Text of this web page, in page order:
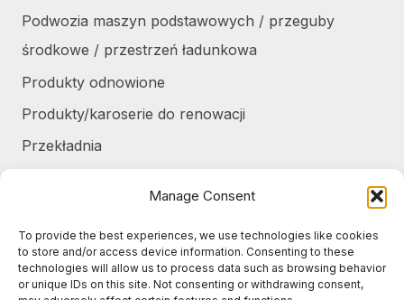
Manage Consent
To provide the best experiences, we use technologies like cookies
to store and/or access device information. Consenting to these
technologies will allow us to process data such as browsing behavior
or unique IDs on this site. Not consenting or withdrawing consent,
Podwozia maszyn podstawowych / przeguby
środkowe / przestrzeń ładunkowa
Produkty odnowione
Produkty/karoserie do renowacji
Przekładnia
Układ chłodzenia / Skraplacze
Zbiorniki / Pojemniki